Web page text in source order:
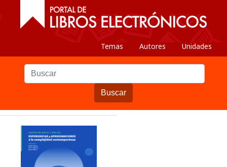
Temas Autores Unidades
Buscar